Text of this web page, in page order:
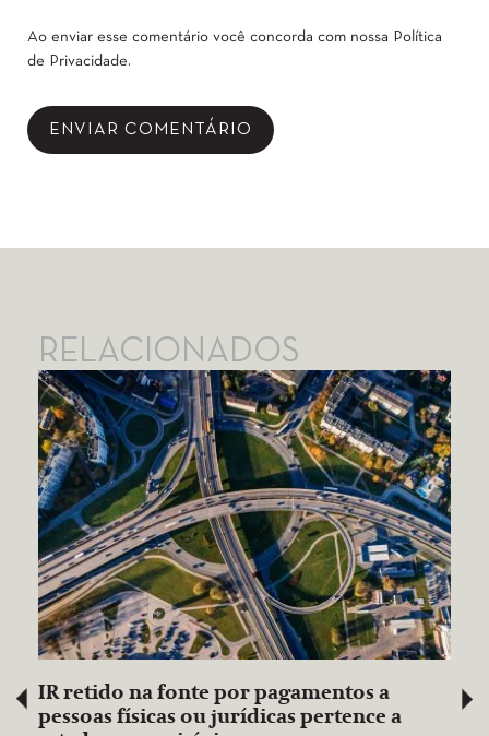
Ao enviar esse comentário você concorda com nossa Política
de Privacidade.
RELACIONADOS
IR retido na fonte por pagamentos a
pessoas físicas ou jurídicas pertence a